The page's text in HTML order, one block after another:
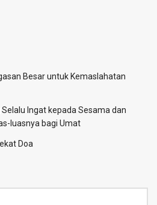
Besar untuk Kemaslahatan
Ingat kepada Sesama dan
luasnya bagi Umat
Doa